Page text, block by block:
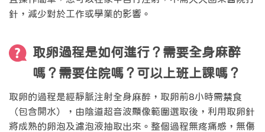
針，減少對於工作或學業的影響。
取卵過程是如何進行？需要全身麻醉
嗎？需要住院嗎？可以上班上課嗎？
取卵的過程是經靜脈注射全身麻醉，取卵前8小時需禁食
（包含開水），由陰道超音波顯像範圍選取後，利用取卵針
將成熟的卵泡及濾泡液抽取出來。整個過程無疼痛感，無傷